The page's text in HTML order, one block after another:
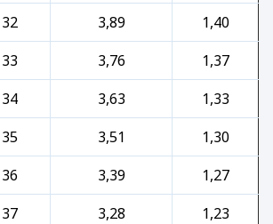
32 3,89
1,40
33 3,76
1,37
34 3,63
1,33
35 3,51
1,30
36 3,39
1,27
37 3,28
1,23